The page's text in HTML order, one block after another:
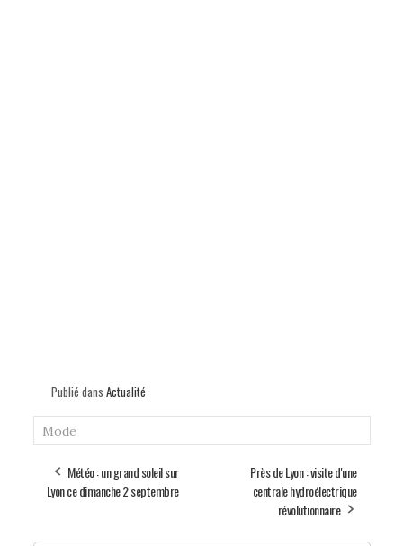
Publié dans Actualité
Mode
Météo : un grand soleil sur
Lyon ce dimanche 2 septembre
Près de Lyon : visite d'une
centrale hydroélectrique
révolutionnaire